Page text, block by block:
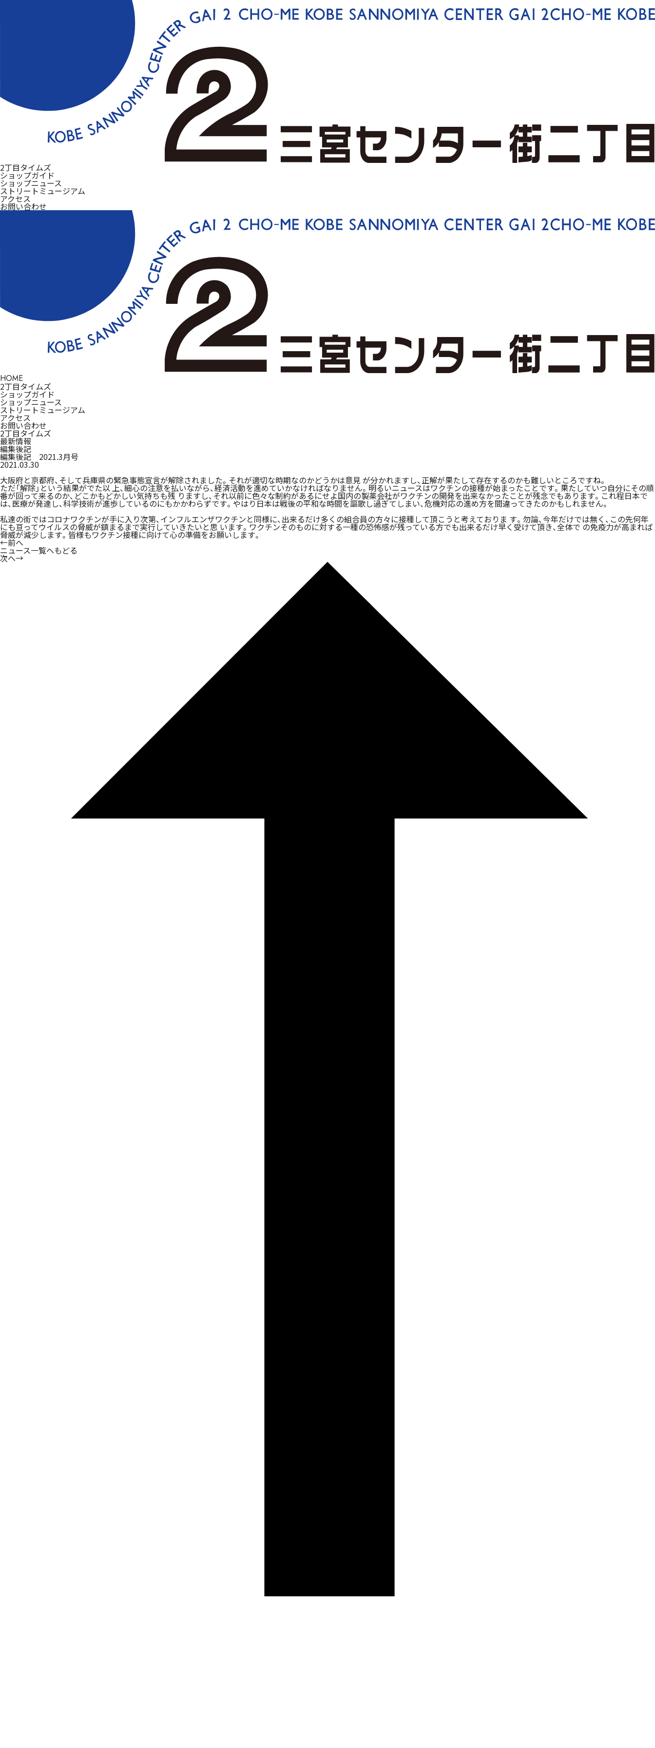
2丁目タイムズ
ショップガイド
ショップニュース
ストリートミュージアム
アクセス
お問い合わせ
HOME
2丁目タイムズ
ショップガイド
ショップニュース
ストリートミュージアム
アクセス
お問い合わせ
2丁目タイムズ
最新情報
編集後記
編集後記 2021.3月号
2021.03.30
大阪府と京都府、そして兵庫県の緊急事態宣言が解除されました。それが適切な時期なのかどうかは意見 が分かれますし、正解が果たして存在するのかも難しいところですね。
ただ「解除」という結果がでた以 上、細心の注意を払いながら、経済活動を進めていかなければなりません。明るいニュースはワクチンの接種が始まったことです。果たしていつ自分にその順
番が回って来るのか、どこかもどかしい気持ちも残 りますし、それ以前に色々な制約があるにせよ国内の製薬会社がワクチンの開発を出来なかったことが残念でもあります。これ程日本で
は、医療が発達し、科学技術が進歩しているのにもかかわらずです。やはり日本は戦後の平和な時間を謳歌し過ぎてしまい、危機対応の進め方を間違ってきたのかもしれません。
私達の街ではコロナワクチンが手に入り次第、インフルエンザワクチンと同様に、出来るだけ多くの組合員の方々に接種して頂こうと考えておりま す。勿論、今年だけでは無く、この先何年
にも亘ってウイルスの脅威が鎮まるまで実行していきたいと思 います。ワクチンそのものに対する一種の恐怖感が残っている方でも出来るだけ早く受けて頂き、全体で の免疫力が高まれば
脅威が減少します。皆様もワクチン接種に向けて心の準備をお願いします。
←前へ
ニュース一覧へもどる
次へ→